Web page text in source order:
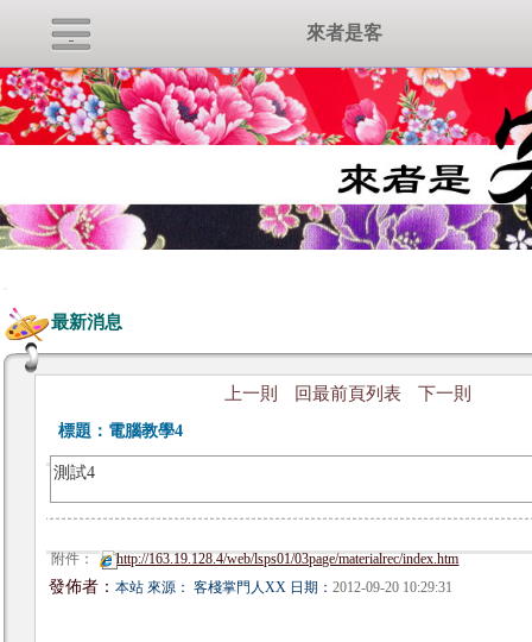
:::
最新消息
上一則 回最前頁列表 下一則
標題： 電腦教學4
測試4
附件： http://163.19.128.4/web/lsps01/03page/materialrec/index.htm
發佈者：本站 來源： 客棧掌門人XX 日期：2012-09-20 10:29:31
來者是客